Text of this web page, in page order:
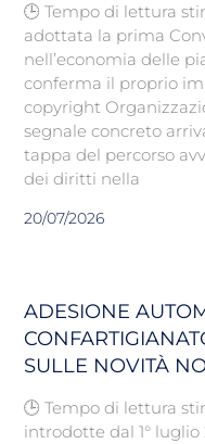
🕒 Tempo di lettura
adottata la prima
nell’economia delle
conferma il proprio
copyright
segnale concreto
tappa del percorso
dei diritti nella
20/07/2026
ADESIONE
SULLE NOVITÀ
🕒 Tempo di lettura
introdotte dal 1°